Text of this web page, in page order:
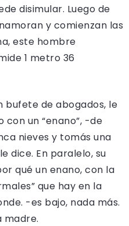
disimular. Luego de
y comienzan las
este hombre
1 metro 36
bufete de abogados, le
un “enano”, -de
nieves y tomás una
dice. En paralelo, su
qué un enano, con la
que hay en la
-es bajo, nada más.
madre.